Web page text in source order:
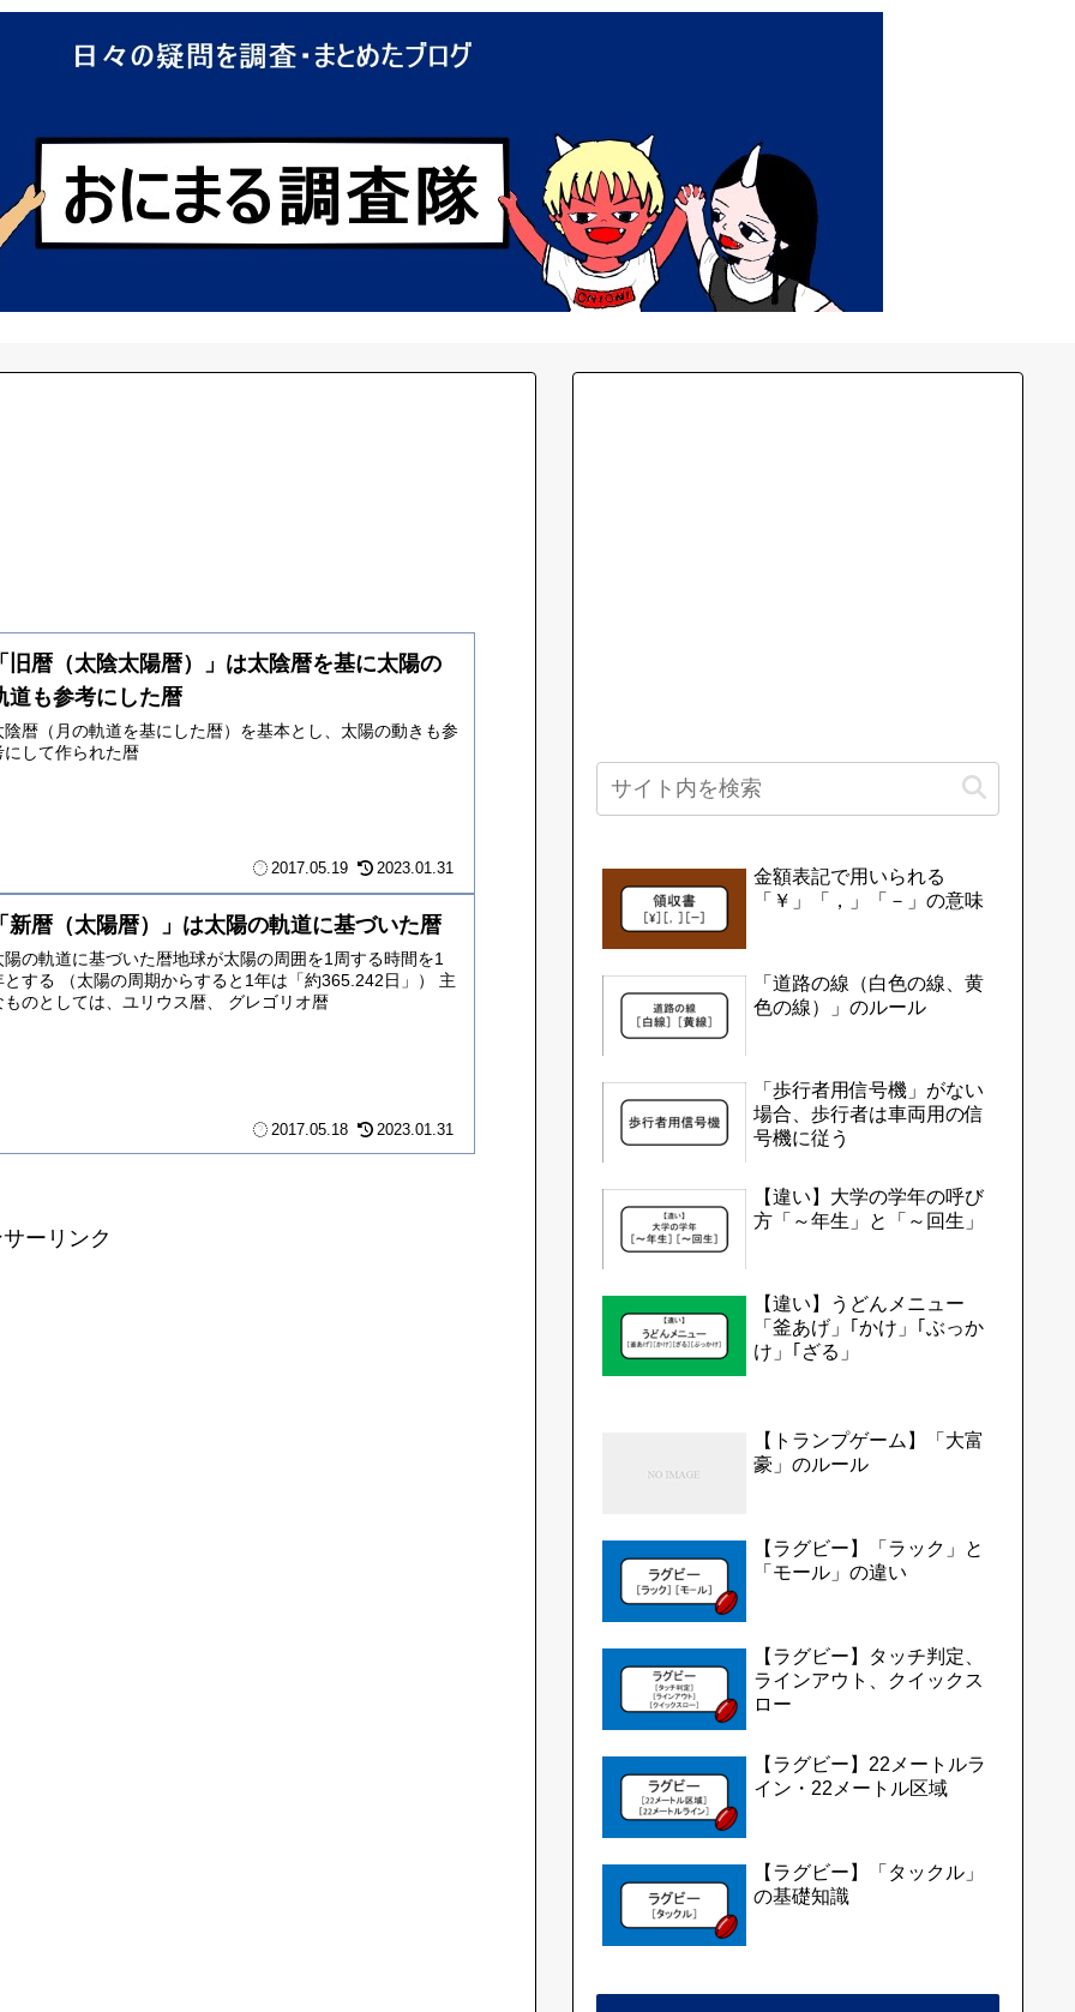
旧暦（太陰太陽暦）」は太陰暦を基に太陽の
道も参考にした暦
陰暦（月の軌道を基にした暦）を基本とし、太陽の動きも参
にして作られた暦
2017.05.19 2023.01.31
新暦（太陽暦）」は太陽の軌道に基づいた暦
陽の軌道に基づいた暦地球が太陽の周囲を1周する時間を1
とする （太陽の周期からすると1年は「約365.242日」） 主
ものとしては、ユリウス暦、 グレゴリオ暦
2017.05.18 2023.01.31
ーリンク
金額表記で用いられる
「￥」「，」「－」の意味
「道路の線（白色の線、黄
色の線）」のルール
「歩行者用信号機」がない
場合、歩行者は車両用の信
号機に従う
【違い】大学の学年の呼び
方「～年生」と「～回生」
【違い】うどんメニュー
「釜あげ」｢かけ」｢ぶっか
け」｢ざる」
【トランプゲーム】「大富
豪」のルール
【ラグビー】「ラック」と
「モール」の違い
【ラグビー】タッチ判定、
ラインアウト、クイックス
ロー
【ラグビー】22メートルラ
イン・22メートル区域
【ラグビー】「タックル」
の基礎知識